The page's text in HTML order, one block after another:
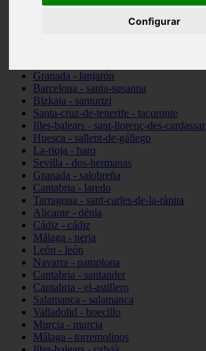
Configurar
Granada - lanjarón
Barcelona - santa-susanna
Bizkaia - santurtzi
Santa-cruz-de-tenerife - tacoronte
Illes-balears - sant-llorenç-des-cardassar
Huesca - sallent-de-gállego
La-rioja - haro
Sevilla - dos-hermanas
Granada - salobreña
Cantabria - laredo
Tarragona - sant-carles-de-la-ràpita
Alicante - dénia
Cádiz - cádiz
Málaga - nerja
León - león
Navarra - pamplona
Cantabria - santander
Cantabria - el-astillero
Salamanca - salamanca
Valladolid - boecillo
Murcia - murcia
Málaga - torremolinos